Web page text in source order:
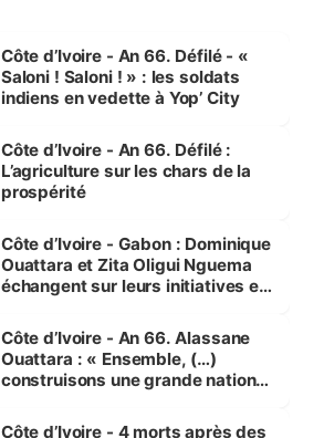
Côte d’Ivoire - An 66. Défilé - «
Saloni ! Saloni ! » : les soldats
indiens en vedette à Yop’ City
Côte d’Ivoire - An 66. Défilé :
L’agriculture sur les chars de la
prospérité
Côte d’Ivoire - Gabon : Dominique
Ouattara et Zita Oligui Nguema
échangent sur leurs initiatives en
enfants
Côte d’Ivoire - An 66. Alassane
Ouattara : « Ensemble, (…)
construisons une grande nation
générations futures »
Côte d’Ivoire - 4 morts après des